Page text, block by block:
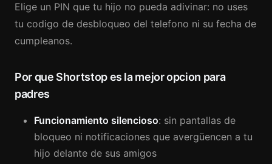
Elige un PIN que tu hijo no pueda adivinar: no uses
tu codigo de desbloqueo del telefono ni su fecha de
cumpleanos.
Por que Shortstop es la mejor opcion para
padres
Funcionamiento silencioso: sin pantallas de
bloqueo ni notificaciones que avergüencen a tu
hijo delante de sus amigos